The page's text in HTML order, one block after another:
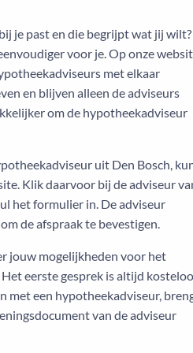
je past en die begrijpt wat jij wilt?
voor je. Op onze
met elkaar
en blijven alleen de adviseurs
om de hypotheekadviseur
uit Den Bosch,
Klik daarvoor bij de adviseur
het formulier in. De adviseur
de afspraak te bevestigen.
jouw mogelijkheden voor het
eerste gesprek is altijd
met een hypotheekadviseur,
van de adviseur